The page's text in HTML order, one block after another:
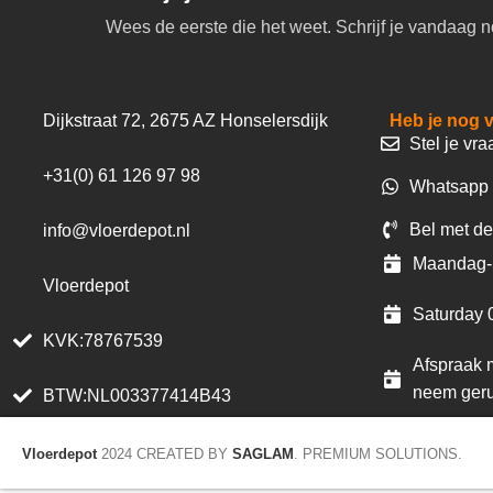
Wees de eerste die het weet. Schrijf je vandaag
Dijkstraat 72, 2675 AZ Honselersdijk
+31(0) 61 126 97 98
info@vloerdepot.nl
Vloerdepot
KVK:78767539
BTW:NL003377414B43
Heb je nog
Stel je
Bel met
Saturday
Afspraak
neem
Vloerdepot 2024 CREATED BY SAGLAM . PREMIUM SOLUTIONS.